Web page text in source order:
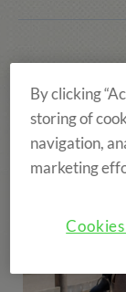
By clicking
storing of
navigation,
marketing